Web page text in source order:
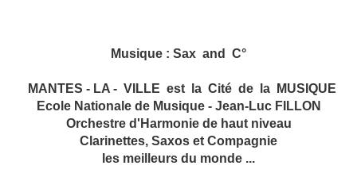
Musique : Sax and C°
MANTES - LA - VILLE est la Cité de la MUSIQUE
Ecole Nationale de Musique - Jean-Luc FILLON
Orchestre d'Harmonie de haut niveau
Clarinettes, Saxos et Compagnie
les meilleurs du monde ...